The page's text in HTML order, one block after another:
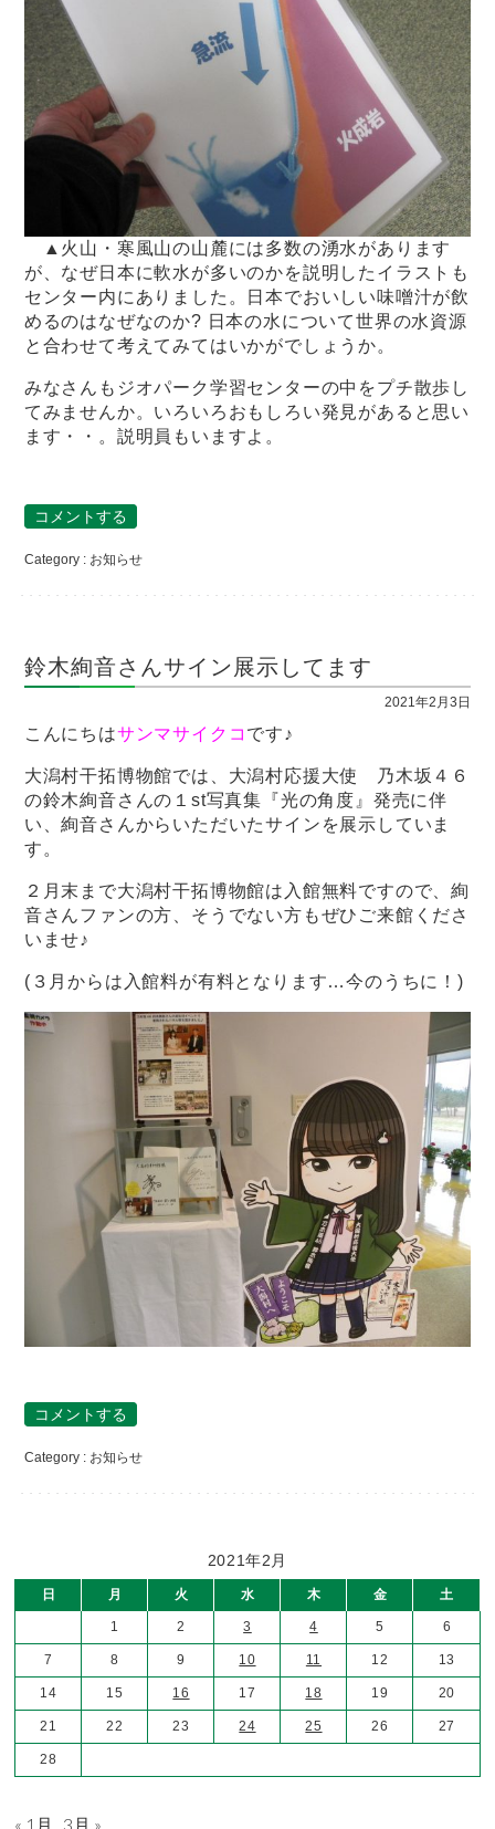
▲火山・寒風山の山麓には多数の湧水があります
が、なぜ日本に軟水が多いのかを説明したイラストも
センター内にありました。日本でおいしい味噌汁が飲
めるのはなぜなのか? 日本の水について世界の水資源
と合わせて考えてみてはいかがでしょうか。
みなさんもジオパーク学習センターの中をプチ散歩し
てみませんか。いろいろおもしろい発見があると思い
ます・・。説明員もいますよ。
コメントする
Category : お知らせ
鈴木絢音さんサイン展示してます
2021年2月3日
こんにちはサンマサイクコ です♪
大潟村干拓博物館では、大潟村応援大使 乃木坂４６
の鈴木絢音さんの１st写真集『光の角度』発売に伴
い、絢音さんからいただいたサインを展示していま
す。
２月末まで大潟村干拓博物館は入館無料ですので、絢
音さんファンの方、そうでない方もぜひご来館くださ
いませ♪
(３月からは入館料が有料となります…今のうちに！)
コメントする
Category : お知らせ
2021年2月
日 月 火 水 木 金 土
1 2 3 4 5 6
7 8 9 10 11 12 13
14 15 16 17 18 19 20
21 22 23 24 25 26 27
28
« 1月 3月 »